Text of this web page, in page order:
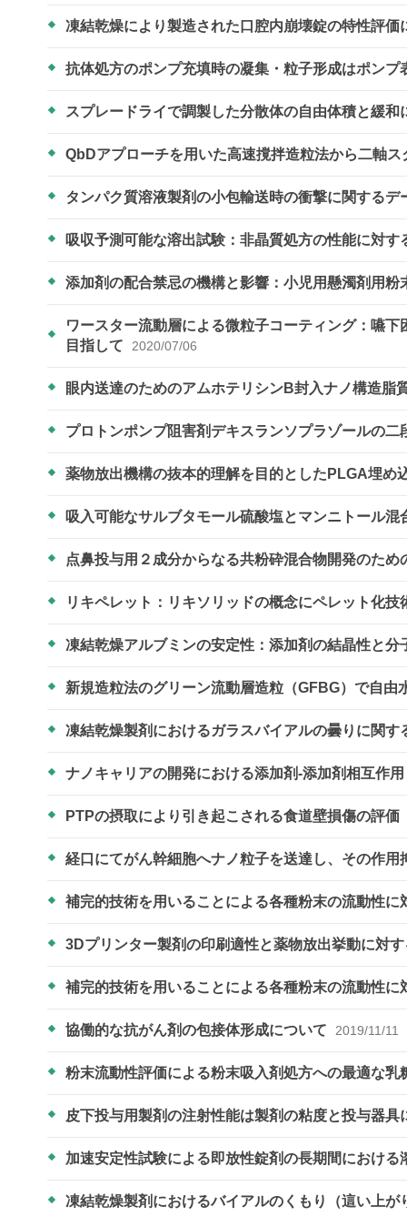
凍結乾燥により製造された口腔内崩壊錠の特性評
抗体処方のポンプ充填時の凝集・粒子形成はポン
スプレードライで調製した分散体の自由体積と緩
QbDアプローチを用いた高速撹拌造粒法から二軸
タンパク質溶液製剤の小包輸送時の衝撃に関するデ
吸収予測可能な溶出試験：非晶質処方の性能に対
添加剤の配合禁忌の機構と影響：小児用懸濁剤用
ワースター流動層による微粒子コーティング：嚥
目指して
2020/07/06
眼内送達のためのアムホテリシンB封入ナノ構造脂
プロトンポンプ阻害剤デキスランソプラゾールの
薬物放出機構の抜本的理解を目的としたPLGA埋め
吸入可能なサルブタモール硫酸塩とマンニトール
点鼻投与用２成分からなる共粉砕混合物開発のた
リキペレット：リキソリッドの概念にペレット化
凍結乾燥アルブミンの安定性：添加剤の結晶性と
新規造粒法のグリーン流動層造粒（GFBG）で自
凍結乾燥製剤におけるガラスバイアルの曇りに関す
ナノキャリアの開発における添加剤-添加剤相互作
PTPの摂取により引き起こされる食道壁損傷の評価
経口にてがん幹細胞へナノ粒子を送達し、その作
補完的技術を用いることによる各種粉末の流動性
3Dプリンター製剤の印刷適性と薬物放出挙動に対
補完的技術を用いることによる各種粉末の流動性
協働的な抗がん剤の包接体形成について 2019/11/11
粉末流動性評価による粉末吸入剤処方への最適な
皮下投与用製剤の注射性能は製剤の粘度と投与器
加速安定性試験による即放性錠剤の長期間におけ
凍結乾燥製剤におけるバイアルのくもり（這い上